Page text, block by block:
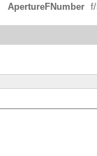
ApertureFNumber